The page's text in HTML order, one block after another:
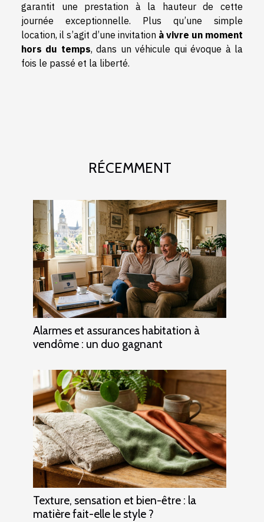
garantit une prestation à la hauteur de cette
journée exceptionnelle. Plus qu’une simple
location, il s’agit d’une invitation à vivre un moment
hors du temps, dans un véhicule qui évoque à la
fois le passé et la liberté.
RÉCEMMENT
Alarmes et assurances habitation à
vendôme : un duo gagnant
Texture, sensation et bien-être : la
matière fait-elle le style ?